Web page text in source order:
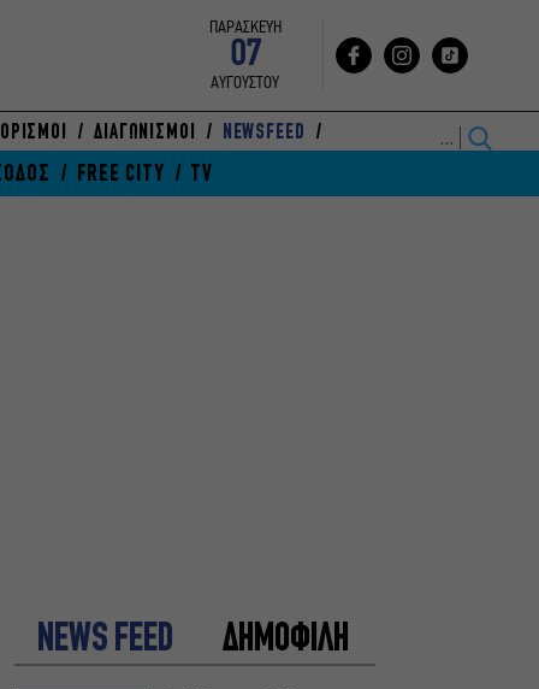
ΠΑΡΑΣΚΕΥΗ
07
ΑΥΓΟΥΣΤΟΥ
ΔΙΑΓΩΝΙΣΜΟΙ NEWSFEED
FREE CITY TV
NEWS FEED ΔΗΜΟΦΙΛΗ